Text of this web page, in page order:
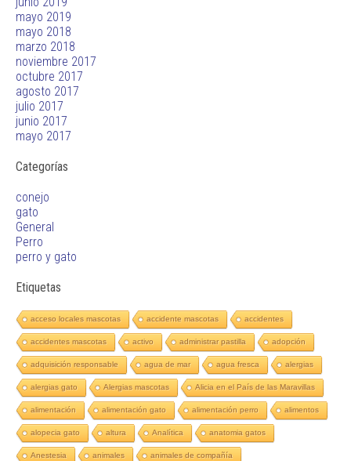
mayo 2019
mayo 2018
marzo 2018
noviembre 2017
octubre 2017
agosto 2017
julio 2017
junio 2017
mayo 2017
Categorías
conejo
gato
General
Perro
perro y gato
Etiquetas
acceso locales mascotas accidente mascotas accidentes
accidentes mascotas activo administrar pastilla adopción
adquisición responsable agua de mar agua fresca alergias
alergias gato Alergias mascotas Alicia en el País de las Maravillas
alimentación alimentación gato alimentación perro alimentos
alopecia gato altura Analítica anatomia gatos
Anestesia animales animales de compañía